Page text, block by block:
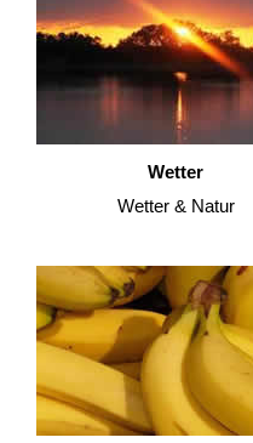
Wetter
Wetter & Natur